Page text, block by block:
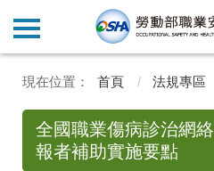
首頁 法規專區
全國職業傷病診治網
報者補助實施要點